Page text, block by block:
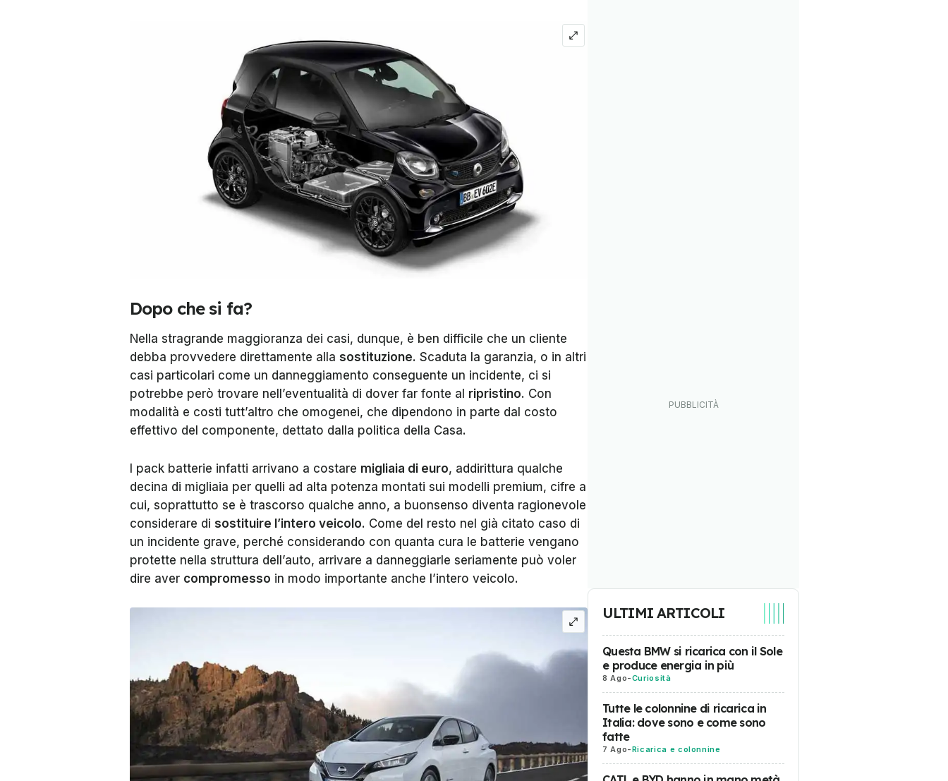
Dopo che si fa?
Nella stragrande maggioranza dei casi, dunque, è ben difficile che un cliente
debba provvedere direttamente alla sostituzione. Scaduta la garanzia, o in altri
casi particolari come un danneggiamento conseguente un incidente, ci si
potrebbe però trovare nell’eventualità di dover far fonte al ripristino. Con
modalità e costi tutt’altro che omogenei, che dipendono in parte dal costo
effettivo del componente, dettato dalla politica della Casa.
I pack batterie infatti arrivano a costare migliaia di euro, addirittura qualche
decina di migliaia per quelli ad alta potenza montati sui modelli premium, cifre a
cui, soprattutto se è trascorso qualche anno, a buonsenso diventa ragionevole
considerare di sostituire l’intero veicolo. Come del resto nel già citato caso di
un incidente grave, perché considerando con quanta cura le batterie vengano
protette nella struttura dell’auto, arrivare a danneggiarle seriamente può voler
dire aver compromesso in modo importante anche l’intero veicolo.
ULTIMI ARTICOLI
Questa BMW si ricarica con il Sole
e produce energia in più
8 Ago-Curiosità
Tutte le colonnine di ricarica in
Italia: dove sono e come sono
fatte
7 Ago-Ricarica e colonnine